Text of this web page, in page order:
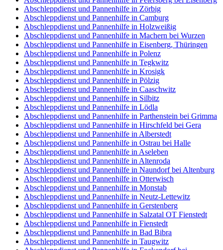
Abschleppdienst und Pannenhilfe in Zörbig
Abschleppdienst und Pannenhilfe in Camburg
Abschleppdienst und Pannenhilfe in Holzweißig
Abschleppdienst und Pannenhilfe in Machern bei Wurzen
Abschleppdienst und Pannenhilfe in Eisenberg, Thüringen
Abschleppdienst und Pannenhilfe in Polenz
Abschleppdienst und Pannenhilfe in Tegkwitz
Abschleppdienst und Pannenhilfe in Krosigk
Abschleppdienst und Pannenhilfe in Pölzig
Abschleppdienst und Pannenhilfe in Caaschwitz
Abschleppdienst und Pannenhilfe in Silbitz
Abschleppdienst und Pannenhilfe in Lödla
Abschleppdienst und Pannenhilfe in Parthenstein bei Grimma
Abschleppdienst und Pannenhilfe in Hirschfeld bei Gera
Abschleppdienst und Pannenhilfe in Alberstedt
Abschleppdienst und Pannenhilfe in Ostrau bei Halle
Abschleppdienst und Pannenhilfe in Aseleben
Abschleppdienst und Pannenhilfe in Altenroda
Abschleppdienst und Pannenhilfe in Naundorf bei Altenburg
Abschleppdienst und Pannenhilfe in Otterwisch
Abschleppdienst und Pannenhilfe in Monstab
Abschleppdienst und Pannenhilfe in Neutz-Lettewitz
Abschleppdienst und Pannenhilfe in Gerstenberg
Abschleppdienst und Pannenhilfe in Salzatal OT Fienstedt
Abschleppdienst und Pannenhilfe in Fienstedt
Abschleppdienst und Pannenhilfe in Bad Bibra
Abschleppdienst und Pannenhilfe in Taugwitz